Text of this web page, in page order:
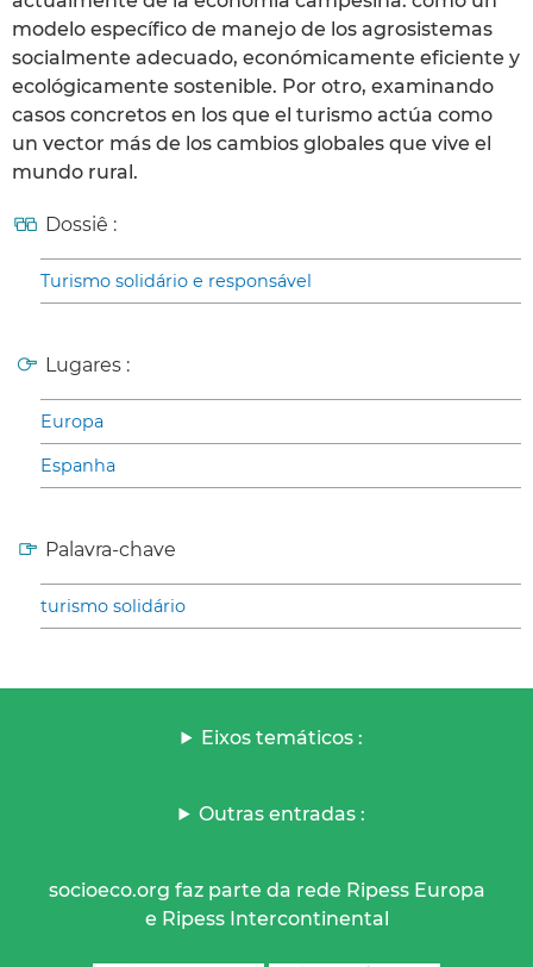
modelo específico de manejo de los agrosistemas
socialmente adecuado, económicamente eficiente y
ecológicamente sostenible. Por otro, examinando
casos concretos en los que el turismo actúa como
un vector más de los cambios globales que vive el
mundo rural.
Dossiê :
Turismo solidário e responsável
Lugares :
Europa
Espanha
Palavra-chave
turismo solidário
Eixos temáticos :
Outras entradas :
socioeco.org faz parte da rede Ripess Europa
e Ripess Intercontinental